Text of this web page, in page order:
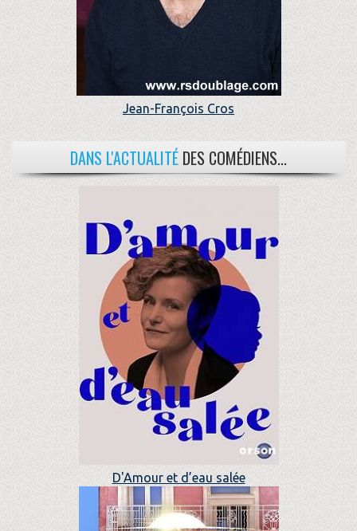
Jean-François Cros
DANS L'ACTUALITÉ DES COMÉDIENS...
D'Amour et d’eau salée